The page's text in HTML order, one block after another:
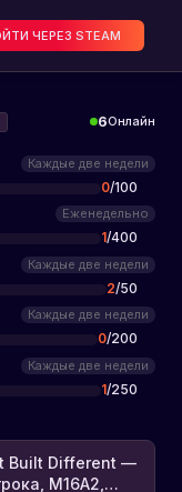
ЧЕРЕЗ STEAM
6Онлайн
Каждые две недели
0/100
Еженедельно
1/400
Каждые две недели
2/50
Каждые две недели
0/200
Каждые две недели
1/250
Built Different —
M16A2,